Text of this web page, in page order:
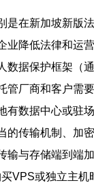
是在新加坡新版
降低法律和运
数据保护框架（
厂商和客户需
有数据中心或驻
传输机制、加
输与存储端到端
VPS或独立主机